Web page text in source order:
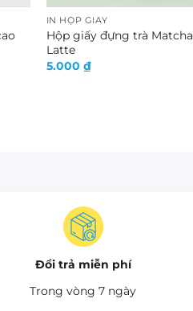
IN HỘP GIẤY
Hộp giấy đựng trà Matcha
Latte
5.000 ₫
Đổi trả miễn phí
Trong vòng 7 ngày